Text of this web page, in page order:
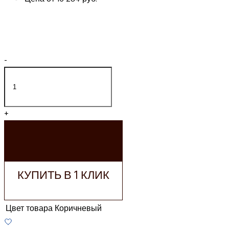
-
+
КУПИТЬ В 1 КЛИК
Цвет товараКоричневый